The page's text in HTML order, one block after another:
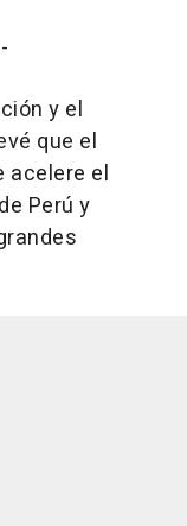
y el
que el
acelere el
Perú y